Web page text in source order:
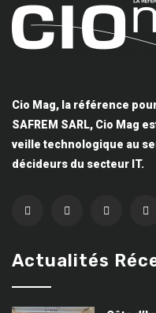
Cio Mag, la référence
SAFREM SARL, Cio Mag
veille technologique au
décideurs du secteur IT.
Actualités